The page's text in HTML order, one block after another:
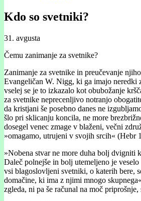
Kdo so svetniki?
31. avgusta
Čemu zanimanje za svetnike?
Zanimanje za svetnike in preučevanje
Evangeličan W. Nigg, ki ga imajo neredki
vselej se je to izkazalo kot obubožanje
za svetnike neprecenljivo notranjo
da kristjani še posebno danes ne
šlo pri sklicanju koncila, ne more
dosegel venec zmage v blaženi, večni
»omagamo, utrujeni v svojih srcih« (Hebr
»Nobena stvar ne more duha bolj dvigniti
Daleč polnejše in bolj utemeljeno je
vsi blagoslovljeni svetniki, o katerih bere,
domačine, ki ima z njimi mnogo
zgleda, ni pa še računal na moč